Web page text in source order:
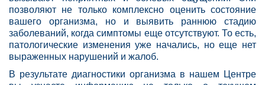
позволяют не только комплексно оценить состояние
вашего организма, но и выявить раннюю стадию
заболеваний, когда симптомы еще отсутствуют. То есть,
патологические изменения уже начались, но еще нет
выраженных нарушений и жалоб.
В результате диагностики организма в нашем Центре